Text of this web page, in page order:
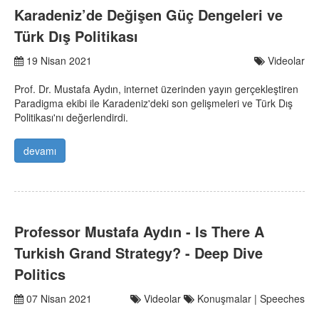
Karadeniz’de Değişen Güç Dengeleri ve
Türk Dış Politikası
19 Nisan 2021
Videolar
Prof. Dr. Mustafa Aydın, internet üzerinden yayın gerçekleştiren
Paradigma ekibi ile Karadeniz'deki son gelişmeleri ve Türk Dış
Politikası'nı değerlendirdi.
devamı
Professor Mustafa Aydın - Is There A
Turkish Grand Strategy? - Deep Dive
Politics
07 Nisan 2021 Videolar
Konuşmalar | Speeches